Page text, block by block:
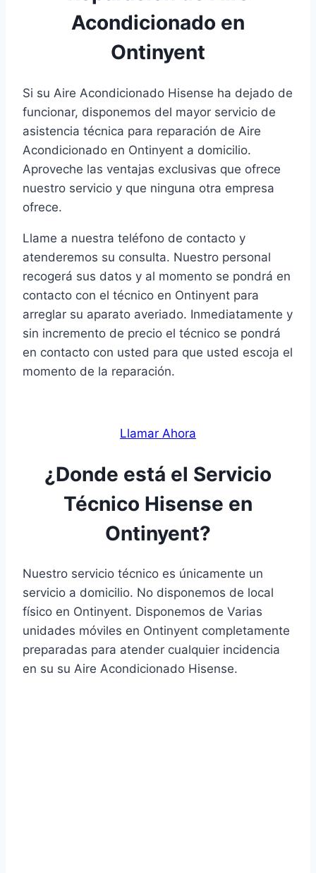
Acondicionado en
Ontinyent
Si su Aire Acondicionado Hisense ha dejado de
funcionar, disponemos del mayor servicio de
asistencia técnica para reparación de Aire
Acondicionado en Ontinyent a domicilio.
Aproveche las ventajas exclusivas que ofrece
nuestro servicio y que ninguna otra empresa
ofrece.
Llame a nuestra teléfono de contacto y
atenderemos su consulta. Nuestro personal
recogerá sus datos y al momento se pondrá en
contacto con el técnico en Ontinyent para
arreglar su aparato averiado. Inmediatamente y
sin incremento de precio el técnico se pondrá
en contacto con usted para que usted escoja el
momento de la reparación.
Llamar Ahora
¿Donde está el Servicio
Técnico Hisense en
Ontinyent?
Nuestro servicio técnico es únicamente un
servicio a domicilio. No disponemos de local
físico en Ontinyent. Disponemos de Varias
unidades móviles en Ontinyent completamente
preparadas para atender cualquier incidencia
en su su Aire Acondicionado Hisense.